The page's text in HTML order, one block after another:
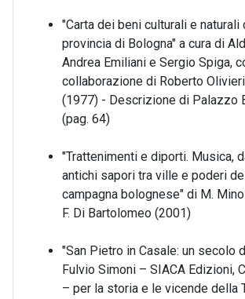
"Carta dei beni culturali e naturali
provincia di Bologna" a cura di
Andrea Emiliani e Sergio Spiga,
collaborazione di Roberto
(1977) - Descrizione di Palazzo
(pag. 64)
"Trattenimenti e diporti. Musica,
antichi sapori tra ville e poderi
campagna bolognese" di M.
F. Di Bartolomeo (2001)
"San Pietro in Casale: un secolo
Fulvio Simoni – SIACA Edizioni,
– per la storia e le vicende della